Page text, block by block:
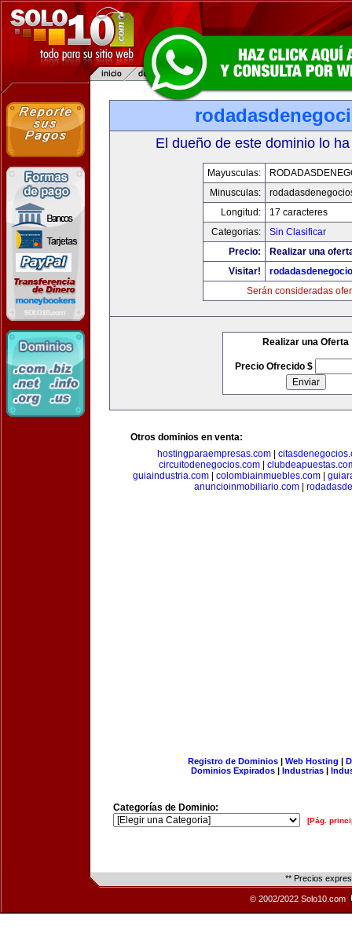
El dueño de este dominio lo
Mayusculas:
Minusculas:
Longitud:
17 caracteres
Categorias:
Sin Clasificar
Precio:
Realizar una
Visitar!
Serán consideradas
Realizar una Oferta
Precio Ofrecido $
Otros dominios en venta:
hostingparaempresas.com
circuitodenegocios.com
guiaindustria.com
colombiainmuebles.com
anuncioinmobiliario.com
Registro de Dominios| Web Hosting |
Dominios Expirados | Industrias |
Categorías de Dominio:
[Pág.
** Precios
© 2002/2022 Solo10.com